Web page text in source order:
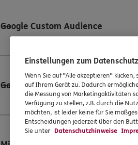
Google Custom Audience
Google Search Ads 360
Einstellungen zum Datenschutz
Wenn Sie auf "Alle akzeptieren"
auf Ihrem Gerät zu. Dadurch
die Messung von Marketingaktivitäten
Verfügung zu stellen, z.B. durch die
möchten, ist leider keine für Sie
Entscheidungen jederzeit über den
Sie unter Datenschutzhinweise